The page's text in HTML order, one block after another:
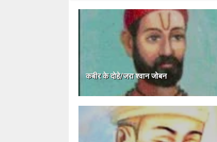
कबीर के दोहे/जरा श्वान जोबन